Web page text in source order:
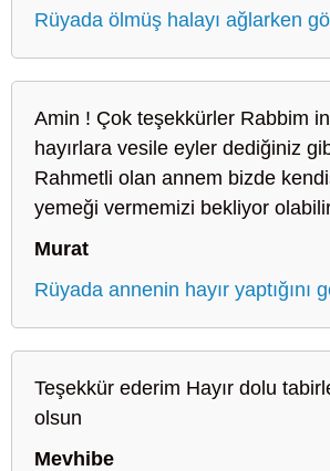
Rüyada ölmüş halayı ağlarken
Amin ! Çok teşekkürler Rabbim
hayırlara vesile eyler dediğiniz
Rahmetli olan annem bizde
yemeği vermemizi bekliyor
Murat
Rüyada annenin hayır yaptığını
Teşekkür ederim Hayır dolu
olsun
Mevhibe